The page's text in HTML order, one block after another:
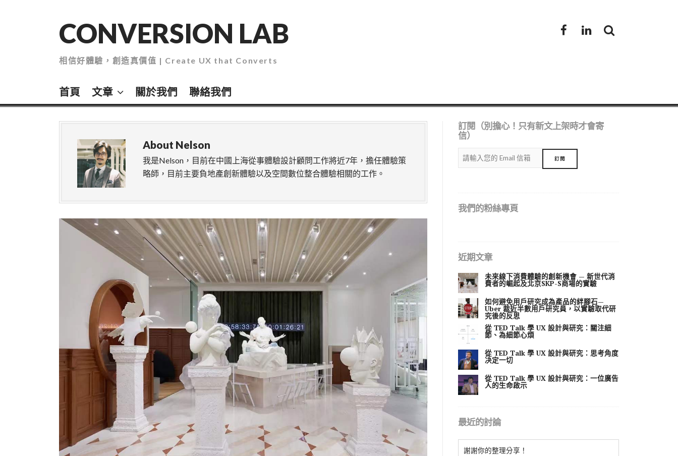
CONVERSION LAB
相信好體驗，創造真價值 | Create UX that Converts
FacebookLinkedIn
首頁 文章 關於我們 聯絡我們
About Nelson
我是Nelson，目前在中國上海從事體驗設計顧問工作將近7年，擔任體驗策
略師，目前主要負地產創新體驗以及空間數位整合體驗相關的工作。
訂閱（別擔心！只有新文上架時才會寄
信）
我們的粉絲專頁
近期文章
未來線下消費體驗的創新機會 — 新世代消
費者的崛起及北京SKP-S商場的實驗
如何避免用戶研究成為產品的絆腳石—
Uber 裁近半數用戶研究員，以實驗取代研
究後的反思
從 TED Talk 學 UX 設計與研究：關注細
節、為細節心煩
從 TED Talk 學 UX 設計與研究：思考角度
决定一切
從 TED Talk 學 UX 設計與研究：一位廣告
人的生命啟示
最近的討論
謝謝你的整理分享！